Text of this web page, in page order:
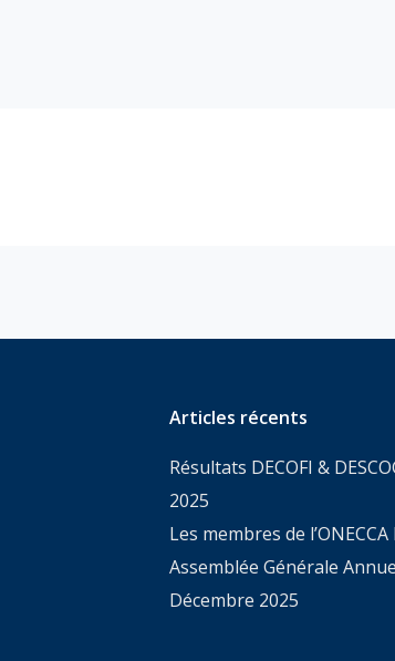
Articles récents
Résultats DECOFI &
2025
Les membres de
Assemblée Générale
Décembre 2025